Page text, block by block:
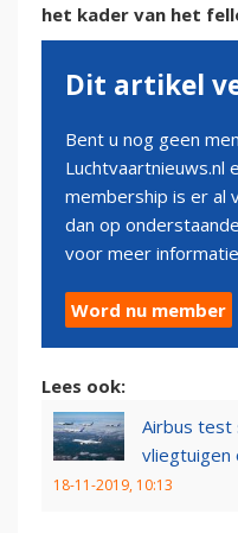
het kader van het
Dit artikel
Bent u nog geen
Luchtvaartnieuws.nl
membership is er al
dan op
voor meer
Word nu member
Lees ook:
Airbus test
vliegtuigen
18-11-2019, 10:13